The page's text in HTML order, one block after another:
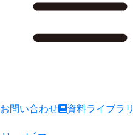
お問い合わせ 資料ライブラリ